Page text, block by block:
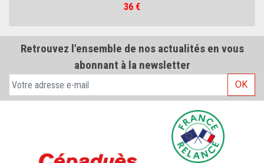
Prix
36 €
Retrouvez l'ensemble de nos actualités en vous
abonnant à la newsletter
OK